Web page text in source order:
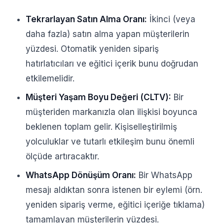
Tekrarlayan Satın Alma Oranı: İkinci (veya
daha fazla) satın alma yapan müşterilerin
yüzdesi. Otomatik yeniden sipariş
hatırlatıcıları ve eğitici içerik bunu doğrudan
etkilemelidir.
Müşteri Yaşam Boyu Değeri (CLTV): Bir
müşteriden markanızla olan ilişkisi boyunca
beklenen toplam gelir. Kişiselleştirilmiş
yolculuklar ve tutarlı etkileşim bunu önemli
ölçüde artıracaktır.
WhatsApp Dönüşüm Oranı: Bir WhatsApp
mesajı aldıktan sonra istenen bir eylemi (örn.
yeniden sipariş verme, eğitici içeriğe tıklama)
tamamlayan müşterilerin yüzdesi.